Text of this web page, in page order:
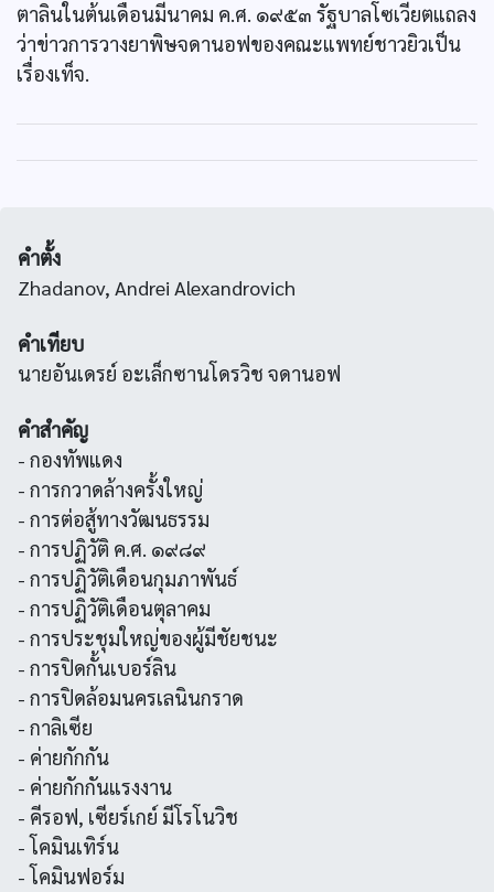
ตาลินในต้นเดือนมีนาคม ค.ศ. ๑๙๕๓ รัฐบาลโซเวียตแถลง
ว่าข่าวการวางยาพิษจดานอฟของคณะแพทย์ชาวยิวเป็น
เรื่องเท็จ.
คำตั้ง
Zhadanov, Andrei Alexandrovich
คำเทียบ
นายอันเดรย์ อะเล็กซานโดรวิช จดานอฟ
คำสำคัญ
- กองทัพแดง
- การกวาดล้างครั้งใหญ่
- การต่อสู้ทางวัฒนธรรม
- การปฏิวัติ ค.ศ. ๑๙๘๙
- การปฏิวัติเดือนกุมภาพันธ์
- การปฏิวัติเดือนตุลาคม
- การประชุมใหญ่ของผู้มีชัยชนะ
- การปิดกั้นเบอร์ลิน
- การปิดล้อมนครเลนินกราด
- กาลิเซีย
- ค่ายกักกัน
- ค่ายกักกันแรงงาน
- คีรอฟ, เซียร์เกย์ มีโรโนวิช
- โคมินเทิร์น
- โคมินฟอร์ม